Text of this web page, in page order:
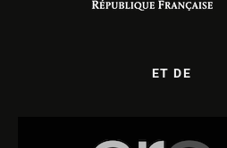
ET DE